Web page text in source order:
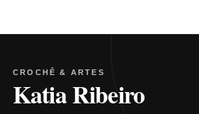
CROCHÊ & ARTES
Katia Ribeiro